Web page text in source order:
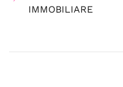
IMMOBILIARE